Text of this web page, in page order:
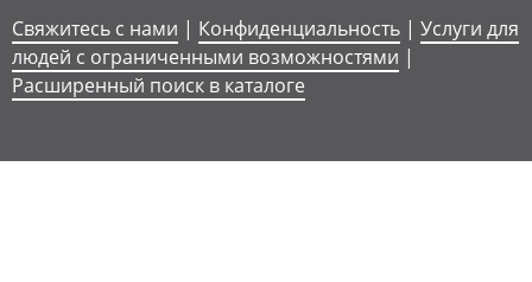
Свяжитесь с нами | Конфиденциальность | Услуги для
людей с ограниченными возможностями |
Расширенный поиск в каталоге